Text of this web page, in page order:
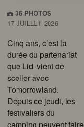
36 PHOTOS
17 JUILLET 2026
Cinq ans, c’est la
durée du partenariat
que Lidl vient de
sceller avec
Tomorrowland.
Depuis ce jeudi, les
festivaliers du
camping peuvent faire